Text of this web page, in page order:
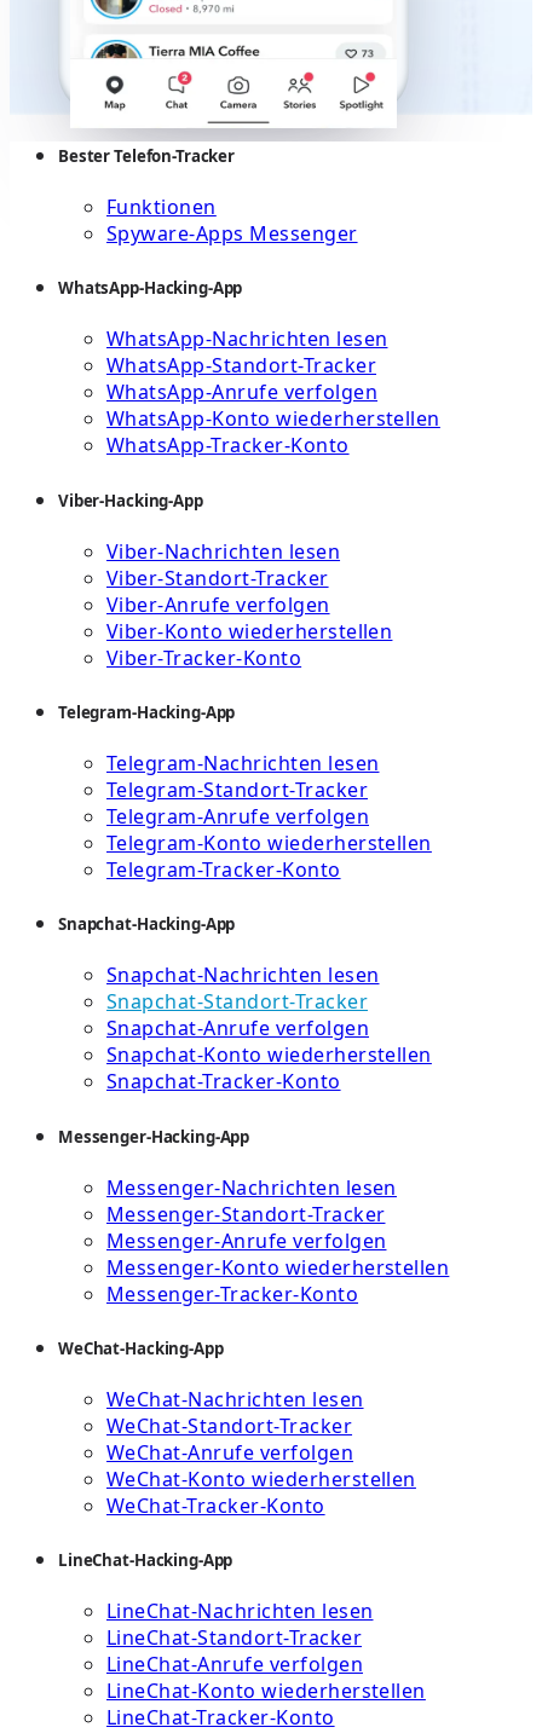
Bester Telefon-Tracker
Funktionen
Spyware-Apps Messenger
WhatsApp-Hacking-App
WhatsApp-Nachrichten lesen
WhatsApp-Standort-Tracker
WhatsApp-Anrufe verfolgen
WhatsApp-Konto wiederherstellen
WhatsApp-Tracker-Konto
Viber-Hacking-App
Viber-Nachrichten lesen
Viber-Standort-Tracker
Viber-Anrufe verfolgen
Viber-Konto wiederherstellen
Viber-Tracker-Konto
Telegram-Hacking-App
Telegram-Nachrichten lesen
Telegram-Standort-Tracker
Telegram-Anrufe verfolgen
Telegram-Konto wiederherstellen
Telegram-Tracker-Konto
Snapchat-Hacking-App
Snapchat-Nachrichten lesen
Snapchat-Standort-Tracker
Snapchat-Anrufe verfolgen
Snapchat-Konto wiederherstellen
Snapchat-Tracker-Konto
Messenger-Hacking-App
Messenger-Nachrichten lesen
Messenger-Standort-Tracker
Messenger-Anrufe verfolgen
Messenger-Konto wiederherstellen
Messenger-Tracker-Konto
WeChat-Hacking-App
WeChat-Nachrichten lesen
WeChat-Standort-Tracker
WeChat-Anrufe verfolgen
WeChat-Konto wiederherstellen
WeChat-Tracker-Konto
LineChat-Hacking-App
LineChat-Nachrichten lesen
LineChat-Standort-Tracker
LineChat-Anrufe verfolgen
LineChat-Konto wiederherstellen
LineChat-Tracker-Konto